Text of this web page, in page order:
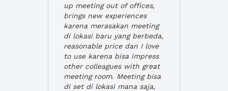
up meeting out of offices,
brings new experiences
karena merasakan meeting
di lokasi baru yang berbeda,
reasonable price dan I love
to use karena bisa impress
other colleagues with great
meeting room. Meeting bisa
di set di lokasi mana saja,